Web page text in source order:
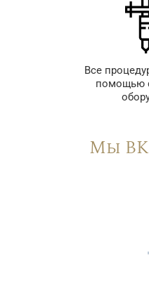
Все
помощью
Мы